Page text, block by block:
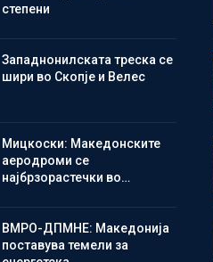
степени
Западнонилската треска се
шири во Скопје и Велес
Мицкоски: Македонските
аеродроми се
најбрзорастечки во…
ВМРО-ДПМНЕ: Македонија
поставува темели за